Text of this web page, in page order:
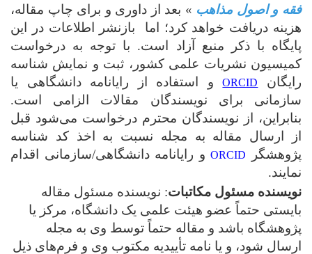
فقه و اصول مذاهب » بعد از داوری و برای چاپ مقاله،
هزینه دریافت خواهد کرد؛ اما بازنشر اطلاعات در این
پایگاه با ذکر منبع آزاد است. با توجه به درخواست
کمیسیون نشریات علمی کشور، ثبت و نمایش شناسه
رایگان
ORCIDو استفاده از رایانامه دانشگاهی یا
سازمانی برای نویسندگان مقالات الزامی است.
بنابراین، از نویسندگان محترم درخواست می‌شود قبل
از ارسال مقاله به مجله نسبت به اخذ کد شناسه
پژوهشگر
ORCIDو رایانامه دانشگاهی/سازمانی اقدام
نمایند.
نویسنده مسئول مکاتبات: نویسنده مسئول مقاله
بایستی حتماً عضو هیئت علمی یک دانشگاه، مرکز یا
پژوهشگاه باشد و مقاله حتماً توسط وی به مجله
ارسال شود، و یا نامه تأییدیه مکتوب وی و فرم‌های ذیل